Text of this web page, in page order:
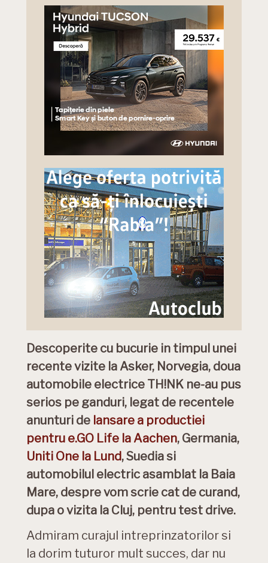
Descoperite cu bucurie in timpul unei
recente vizite la Asker, Norvegia, doua
automobile electrice TH!NK ne-au pus
serios pe ganduri, legat de recentele
anunturi de lansare a productiei
pentru e.GO Life la Aachen, Germania,
Uniti One la Lund, Suedia si
automobilul electric asamblat la Baia
Mare, despre vom scrie cat de curand,
dupa o vizita la Cluj, pentru test drive.
Admiram curajul intreprinzatorilor si
la dorim tuturor mult succes, dar nu